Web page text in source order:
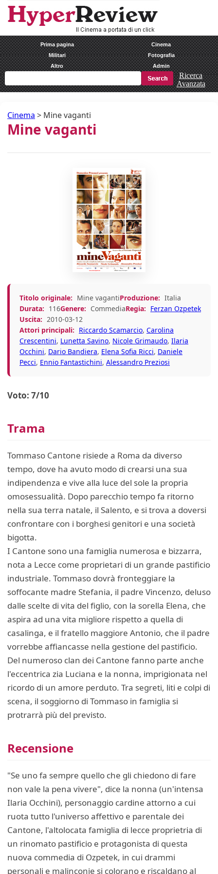
Prima pagina
Cinema
Militari
Fotografia
Altro
Admin
Ricerca
Avanzata
Cinema > Mine vaganti
Mine vaganti
Titolo originale: Mine vagantiProduzione: Italia
Durata: 116Genere: CommediaRegia: Ferzan Ozpetek
Uscita: 2010-03-12
Attori principali: Riccardo Scamarcio, Carolina
Crescentini, Lunetta Savino, Nicole Grimaudo, Ilaria
Occhini, Dario Bandiera, Elena Sofia Ricci, Daniele
Pecci, Ennio Fantastichini, Alessandro Preziosi
Voto: 7/10
Trama
Tommaso Cantone risiede a Roma da diverso
tempo, dove ha avuto modo di crearsi una sua
indipendenza e vive alla luce del sole la propria
omosessualità. Dopo parecchio tempo fa ritorno
nella sua terra natale, il Salento, e si trova a doversi
confrontare con i borghesi genitori e una società
bigotta.
I Cantone sono una famiglia numerosa e bizzarra,
nota a Lecce come proprietari di un grande pastificio
industriale. Tommaso dovrà fronteggiare la
soffocante madre Stefania, il padre Vincenzo, deluso
dalle scelte di vita del figlio, con la sorella Elena, che
aspira ad una vita migliore rispetto a quella di
casalinga, e il fratello maggiore Antonio, che il padre
vorrebbe affiancasse nella gestione del pastificio.
Del numeroso clan dei Cantone fanno parte anche
l'eccentrica zia Luciana e la nonna, imprigionata nel
ricordo di un amore perduto. Tra segreti, liti e colpi di
scena, il soggiorno di Tommaso in famiglia si
protrarrà più del previsto.
Recensione
"Se uno fa sempre quello che gli chiedono di fare
non vale la pena vivere", dice la nonna (un'intensa
Ilaria Occhini), personaggio cardine attorno a cui
ruota tutto l'universo affettivo e parentale dei
Cantone, l'altolocata famiglia di lecce proprietria di
un rinomato pastificio e protagonista di questa
nuova commedia di Ozpetek, in cui drammi
personali e malinconie si colorano e riscaldano al